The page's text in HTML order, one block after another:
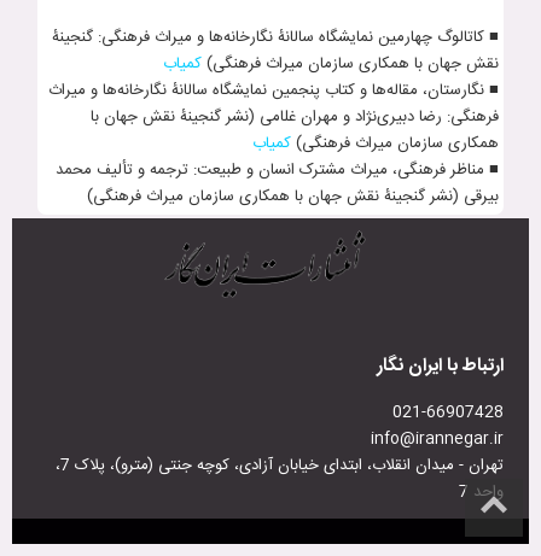
■ کاتالوگ چهارمین نمایشگاه سال‍انۀ نگارخانه‌ها و میراث فرهنگی: گنجینۀ
نقش جهان با همکاری سازمان میراث فرهنگی)کمیاب
■ نگارستان، مقاله‌ها و کتاب پنجمین نمایشگاه سال‍انۀ نگارخانه‌ها و میراث
فرهنگی: رضا دبیری­‌نژاد و مهران غل‍امی (نشر گنجینۀ نقش جهان با
همکاری سازمان میراث فرهنگی)کمیاب
■ مناظر فرهنگی، میراث مشترک انسان و طبیعت: ترجمه و تألیف محمد
بیرقی (نشر گنجینۀ نقش جهان با همکاری سازمان میراث فرهنگی)
ارتباط با ایران نگار
021-66907428
info@irannegar.ir
تهران - میدان انقلاب، ابتدای خیابان آزادی، کوچه جنتی (مترو)، پلاک 7،
واحد 7